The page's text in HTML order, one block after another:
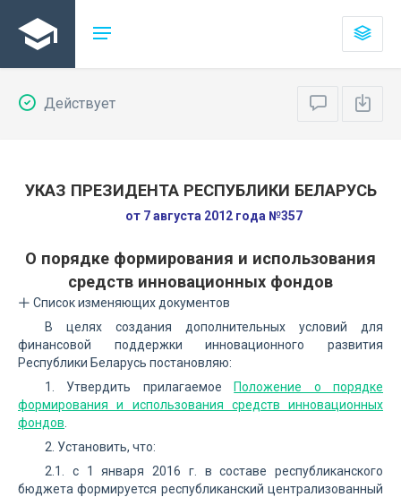
Действует
УКАЗ ПРЕЗИДЕНТА РЕСПУБЛИКИ БЕЛАРУСЬ
от 7 августа 2012 года №357
О порядке формирования и использования
средств инновационных фондов
Список изменяющих документов
В целях создания дополнительных условий для
финансовой поддержки инновационного развития
Республики Беларусь постановляю:
1. Утвердить прилагаемое
Положение о порядке
формирования и использования средств инновационных
фондов
2. Установить, что:
2.1. с 1 января 2016 г. в составе республиканского
бюджета формируется республиканский централизованный